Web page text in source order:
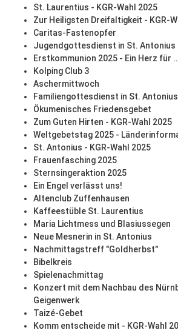
St. Laurentius - KGR-Wahl 2025
Zur Heiligsten Dreifaltigkeit - KGR-
Caritas-Fastenopfer
Jugendgottesdienst in St. Antonius
Erstkommunion 2025 - Ein Herz für
Kolping Club 3
Aschermittwoch
Familiengottesdienst in St. Antonius
Ökumenisches Friedensgebet
Zum Guten Hirten - KGR-Wahl 2025
Weltgebetstag 2025 -
St. Antonius - KGR-Wahl 2025
Frauenfasching 2025
Sternsingeraktion 2025
Ein Engel verlässt uns!
Altenclub Zuffenhausen
Kaffeestüble St. Laurentius
Maria Lichtmess und Blasiussegen
Neue Mesnerin in St. Antonius
Nachmittagstreff "Goldherbst"
Bibelkreis
Spielenachmittag
Konzert mit dem Nachbau des
Geigenwerk
Taizé-Gebet
Komm entscheide mit - KGR-Wahl